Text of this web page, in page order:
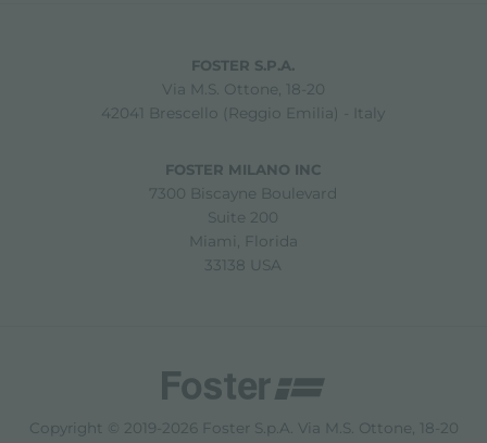
FOSTER S.P.A.
Via M.S. Ottone, 18-20
42041 Brescello (Reggio Emilia) - Italy
FOSTER MILANO INC
7300 Biscayne Boulevard
Suite 200
Miami, Florida
33138 USA
Copyright © 2019-2026 Foster S.p.A. Via M.S. Ottone, 18-20